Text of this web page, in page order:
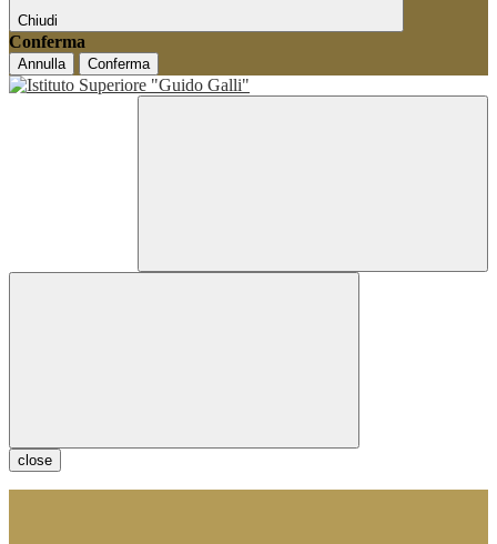
Chiudi
Conferma
Annulla Conferma
close